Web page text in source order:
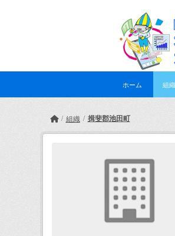
ホーム 組織
組織 揖斐郡池田町